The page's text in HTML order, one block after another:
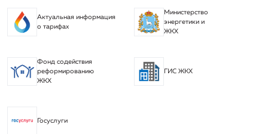
Актуальная информация
о тарифах
Министерство
энергетики и
ЖКХ
Фонд содействия
реформированию
ЖКХ
ГИС ЖКХ
Госуслуги